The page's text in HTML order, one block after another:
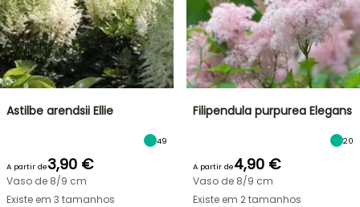
Astilbe arendsii Ellie
49
A partir de3,90 €
Vaso de 8/9 cm
Existe em 3 tamanhos
Filipendula purpurea Elegans
20
A partir de4,90 €
Vaso de 8/9 cm
Existe em 2 tamanhos